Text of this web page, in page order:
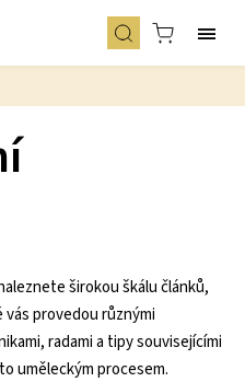
širokou škálu článků,
provedou různými
radami a tipy souvisejícími
uměleckým procesem.